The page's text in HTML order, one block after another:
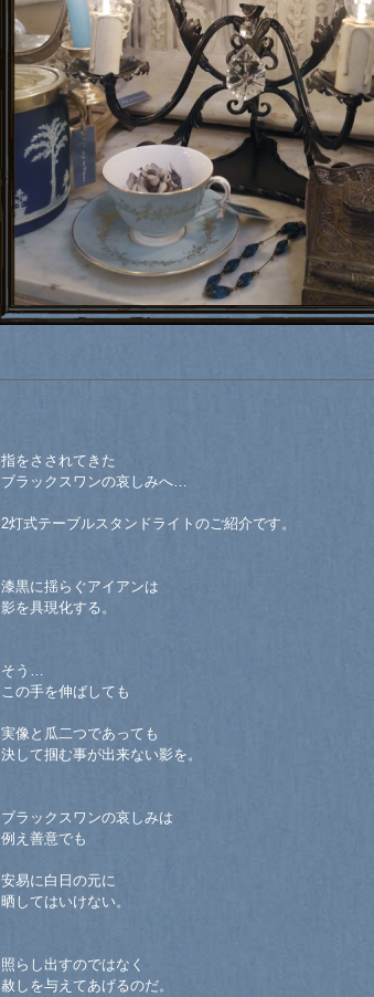
指をさされてきた
ブラックスワンの哀しみへ…
2灯式テーブルスタンドライトのご紹介です。
漆黒に揺らぐアイアンは
影を具現化する。
そう…
この手を伸ばしても
実像と瓜二つであっても
決して掴む事が出来ない影を。
ブラックスワンの哀しみは
例え善意でも
安易に白日の元に
晒してはいけない。
照らし出すのではなく
赦しを与えてあげるのだ。